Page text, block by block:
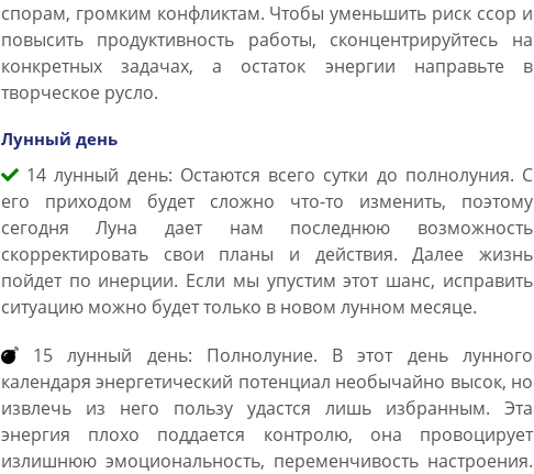
спорам, громким конфликтам. Чтобы уменьшить риск ссор и
повысить продуктивность работы, сконцентрируйтесь на
конкретных задачах, а остаток энергии направьте в
творческое русло.
Лунный день
14 лунный день: Остаются всего сутки до полнолуния. С
его приходом будет сложно что-то изменить, поэтому
сегодня Луна дает нам последнюю возможность
скорректировать свои планы и действия. Далее жизнь
пойдет по инерции. Если мы упустим этот шанс, исправить
ситуацию можно будет только в новом лунном месяце.
15 лунный день: Полнолуние. В этот день лунного
календаря энергетический потенциал необычайно высок, но
извлечь из него пользу удастся лишь избранным. Эта
энергия плохо поддается контролю, она провоцирует
излишнюю эмоциональность, переменчивость настроения.